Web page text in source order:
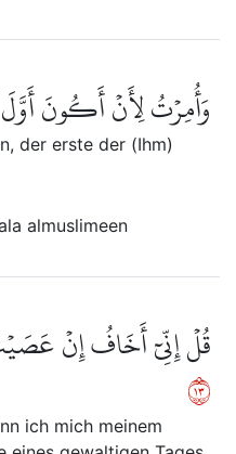
وَأُمِرۡتُ لِأَنۡ أَكُونَ
der erste der (Ihm)
almuslimeen
قُلۡ إِنِّيٓ أَخَافُ إِنۡ
٣١
ich mich meinem